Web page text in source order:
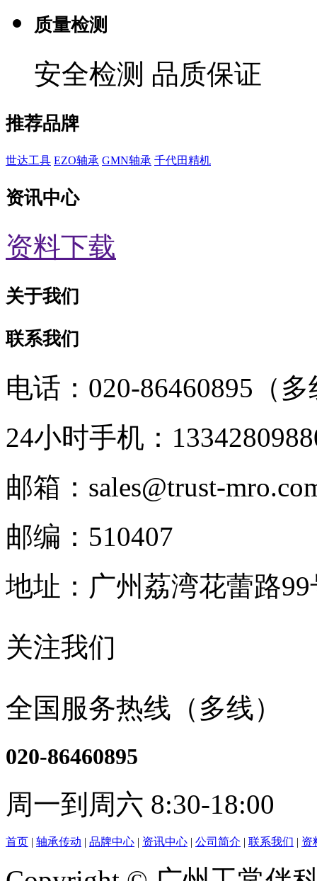
质量检测
安全检测 品质保证
推荐品牌
世达工具 EZO轴承 GMN轴承 千代田精机
资讯中心
资料下载
关于我们
联系我们
电话：020-86460895（
24小时手机：
邮箱：sales@trust-
邮编：510407
地址：广州荔湾花蕾路
关注我们
全国服务热线（多线）
020-86460895
周一到周六 8:30-18:00
首页 | 轴承传动 | 品牌中心 | 资讯中心 | 公司简介 | 联系我们 | 资